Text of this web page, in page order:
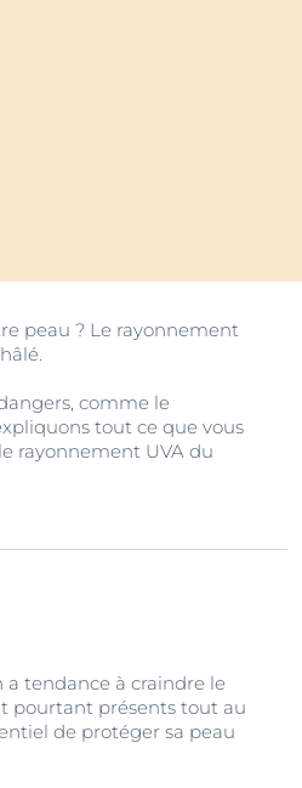
peau ? Le rayonnement
comme le
tout ce que vous
rayonnement UVA du
a tendance à craindre le
pourtant présents tout au
de protéger sa peau